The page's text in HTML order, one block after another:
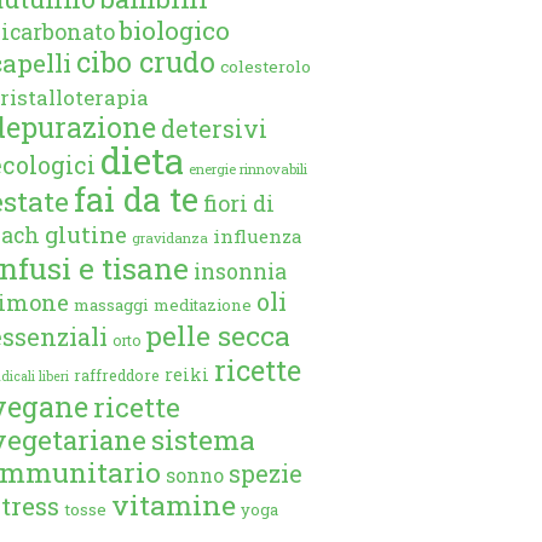
biologico
cibo crudo colesterolo
detersivi
dieta energie rinnovabili
fai da te fiori di
glutine gravidanza influenza
e tisane insonnia
massaggi meditazione oli
orto pelle secca
liberi raffreddore reiki ricette
ricette
sistema
sonno spezie
tosse vitamine yoga